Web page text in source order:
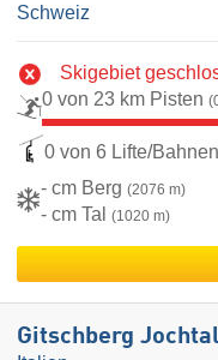
Schweiz
Skigebiet
0 von 23 km Pisten
0 von 6 Lifte/Bahnen
- cm Berg (2076 m)
- cm Tal (1020 m)
Gitschberg Jochtal